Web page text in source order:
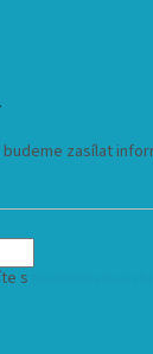
zasílat
s